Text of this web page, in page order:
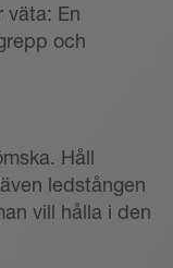
väta: En
och
Håll
ledstången
vill hålla i den